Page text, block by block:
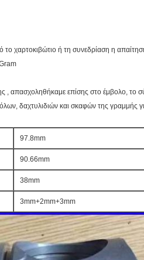
χαρτοκιβώτιο ή τη συνεδρίαση η
, απασχοληθήκαμε επίσης στο έμβολο, το
δαχτυλιδιών και σκαφών της γραμμής
97.8mm
90.66mm
38mm
3mm+2mm+3mm